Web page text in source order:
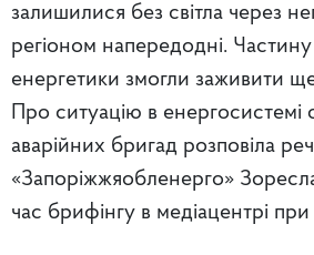
залишилися без світла через
регіоном напередодні.
енергетики змогли заживити
Про ситуацію в енергосистемі
аварійних бригад розповіла
«Запоріжжяобленерго»
час брифінгу в медіацентрі